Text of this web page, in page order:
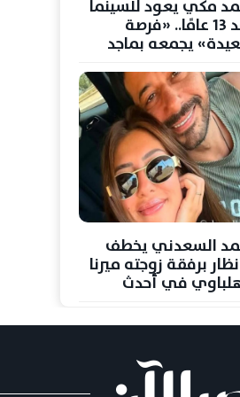
مكي يعود للسينما
بعد 13 عامًا.. «فرصة
يجمعه بماجد
السعدني يخطف
برفقة زوجته ميرنا
في أحدث